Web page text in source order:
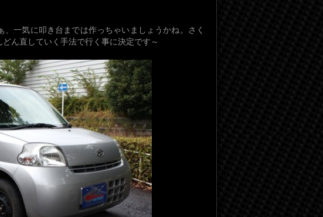
一気に叩き台までは作っちゃいましょうかね。さく
ん直していく手法で行く事に決定です～